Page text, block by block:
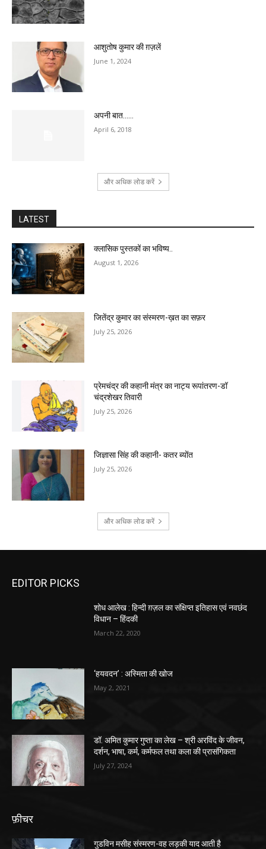
आशुतोष कुमार की ग़ज़लें
June 1, 2024
अपनी बात……
April 6, 2018
और अधिक लोड करें
LATEST
क्लासिक पुस्तकों का भविष्य..
August 1, 2026
जितेंद्र कुमार का संस्मरण-ख़त का सफ़र
July 25, 2026
प्रेमचंद्र की कहानी मंत्र का नाट्य रूपांतरण-डॉ
चंद्रशेखर तिवारी
July 25, 2026
जिज्ञासा सिंह की कहानी- कतर ब्योंत
July 25, 2026
और अधिक लोड करें
EDITOR PICKS
शोध आलेख : हिन्दी ग़ज़ल का संक्षिप्त इतिहास एवं नवछंद
विधान – हिंदकी
March 22, 2020
‘हयवदन’ : अस्मिता की खोज
May 2, 2021
डॉ. अमित कुमार गुप्ता का लेख – श्री अरविंद के जीवन,
दर्शन, भाषा, कर्म, कर्मफल तथा कला की प्रासंगिकता
July 27, 2024
फ़ीचर
गुडविन मसीह संस्मरण-वह लड़की याद आती है